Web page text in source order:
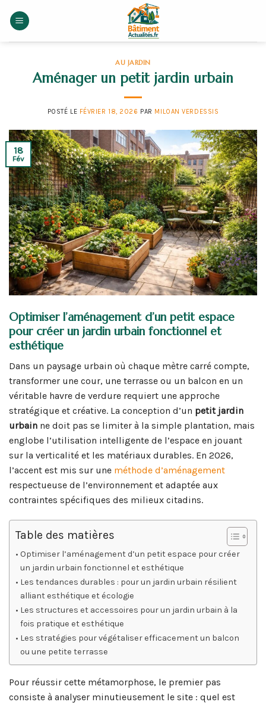
AU JARDIN
Aménager un petit jardin urbain
POSTÉ LE FÉVRIER 18, 2026 PAR MILOAN VERDESSIS
18
Fév
Optimiser l’aménagement d’un petit espace
pour créer un jardin urbain fonctionnel et
esthétique
Dans un paysage urbain où chaque mètre carré compte,
transformer une cour, une terrasse ou un balcon en un
véritable havre de verdure requiert une approche
stratégique et créative. La conception d’un petit jardin
urbain ne doit pas se limiter à la simple plantation, mais
englobe l’utilisation intelligente de l’espace en jouant
sur la verticalité et les matériaux durables. En 2026,
l’accent est mis sur une méthode d’aménagement
respectueuse de l’environnement et adaptée aux
contraintes spécifiques des milieux citadins.
Table des matières
Optimiser l’aménagement d’un petit espace pour créer
un jardin urbain fonctionnel et esthétique
Les tendances durables : pour un jardin urbain résilient
alliant esthétique et écologie
Les structures et accessoires pour un jardin urbain à la
fois pratique et esthétique
Les stratégies pour végétaliser efficacement un balcon
ou une petite terrasse
Pour réussir cette métamorphose, le premier pas
consiste à analyser minutieusement le site : quel est